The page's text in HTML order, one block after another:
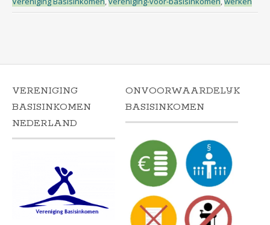
VERENIGING
BASISINKOMEN
NEDERLAND
ONVOORWAARDELIJK
BASISINKOMEN